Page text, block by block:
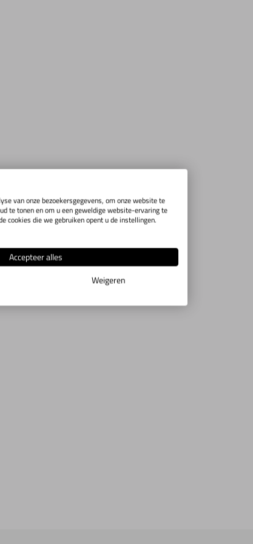
van onze bezoekersgegevens, om onze website te
te tonen en om u een geweldige website-ervaring te
cookies die we gebruiken opent u de instellingen.
Accepteer alles
Weigeren